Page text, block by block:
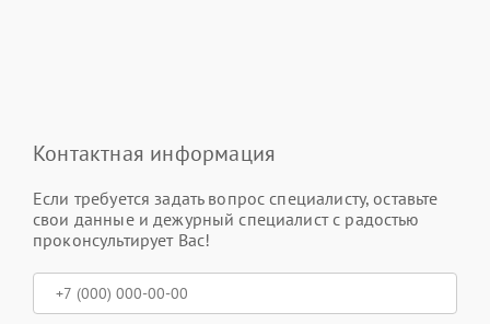
Контактная информация
Если требуется задать вопрос специалисту, оставьте
свои данные и дежурный специалист с радостью
проконсультирует Вас!